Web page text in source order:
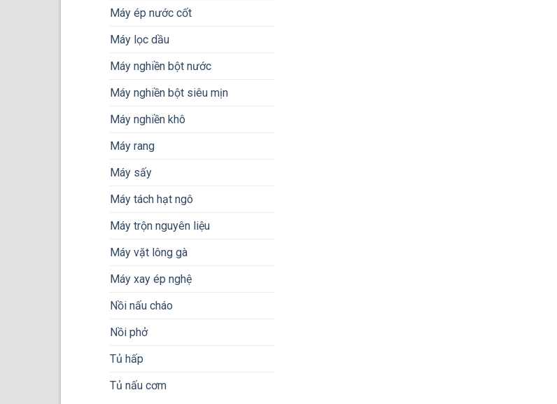
Máy ép nước cốt
Máy lọc dầu
Máy nghiền bột nước
Máy nghiền bột siêu mịn
Máy nghiền khô
Máy rang
Máy sấy
Máy tách hạt ngô
Máy trộn nguyên liệu
Máy vặt lông gà
Máy xay ép nghệ
Nồi nấu cháo
Nồi phở
Tủ hấp
Tủ nấu cơm